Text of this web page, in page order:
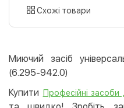
картою
Google Pay
Схожі товари
Миючий засіб
(6.295-942.0)
Купити
Професійні